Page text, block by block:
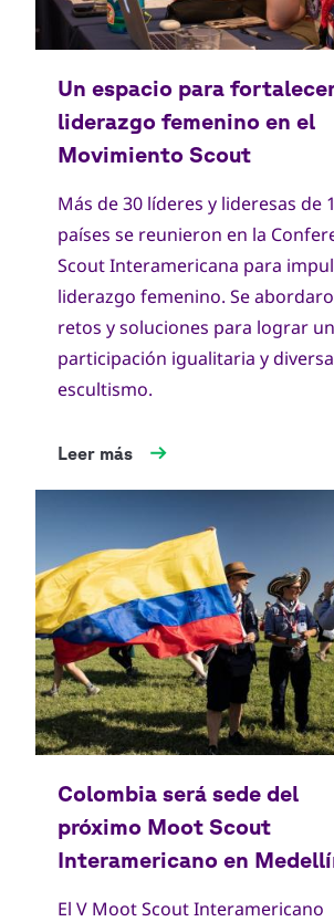
Más de 30 líderes y lideresas de
países se reunieron en la
Scout Interamericana para
liderazgo femenino. Se
retos y soluciones para lograr
participación igualitaria y
escultismo.
Leer más
Copyright
Sílvia Maurício
El V Moot Scout Interamericano